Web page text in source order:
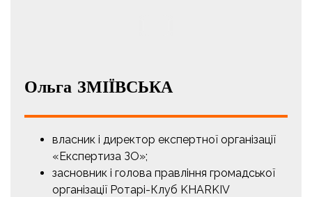
Ольга ЗМІЇВСЬКА
власник і директор експертної організації
«Експертиза ЗО»;
засновник і голова правління громадської
організації Ротарі-Клуб KHARKIV